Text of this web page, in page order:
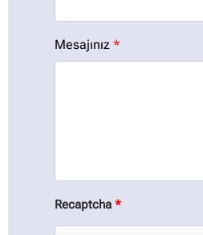
Mesajınız *
Recaptcha *